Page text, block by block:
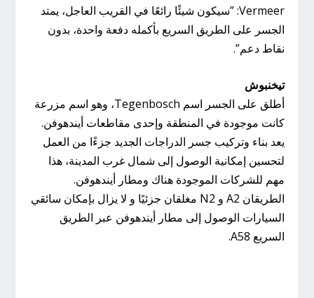
Vermeer: ​​”سيكون شيئًا رائعًا في القريب العاجل، يمتد
الجسر على الطريق السريع بأكمله دفعة واحدة، بدون
نقاط دعم”.
تيخنبوش
أطلق على الجسر اسم Tegenbosch، وهو اسم مزرعة
كانت موجودة في المنطقة وإحدى مقاطعات أيندهوفن.
يعد بناء وتركيب جسر الدراجات الجديد جزءًا من العمل
لتحسين إمكانية الوصول إلى شمال غرب المدينة، هذا
مهم للشركات الموجودة هناك ومطار أيندهوفن.
الطريقان A2 و N2 مغلقان جزئيًا و لا يزال بإمكان سائقي
السيارات الوصول إلى مطار أيندهوفن عبر الطريق
السريع A58.